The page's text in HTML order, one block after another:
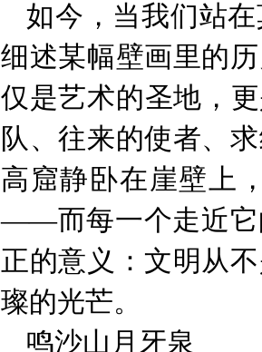
如今，当我们站
细述某幅壁画里的
仅是艺术的圣地，
队、往来的使者、
高窟静卧在崖壁上
——而每一个走近它
正的意义：文明从
璨的光芒。
鸣沙山月牙泉